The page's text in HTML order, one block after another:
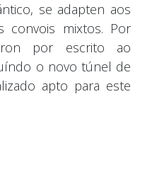
se adapten aos
convois mixtos. Por
por escrito ao
o novo túnel de
apto para este